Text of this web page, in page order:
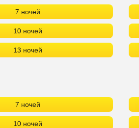
7 ночей
10 ночей
13 ночей
7 ночей
10 ночей